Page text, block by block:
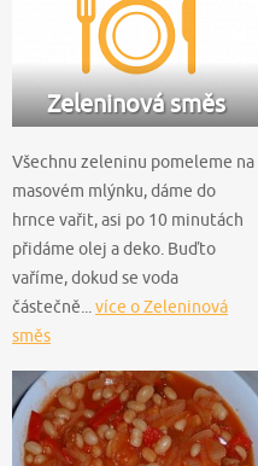
Zeleninová směs
Všechnu zeleninu pomeleme na
masovém mlýnku, dáme do
hrnce vařit, asi po 10 minutách
přidáme olej a deko. Buďto
vaříme, dokud se voda
částečně... více o Zeleninová
směs